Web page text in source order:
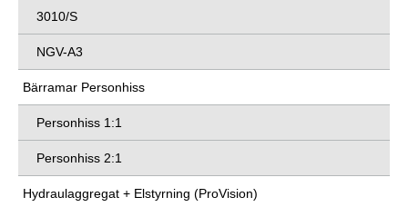
3010/S
NGV-A3
Bärramar Personhiss
Personhiss 1:1
Personhiss 2:1
Hydraulaggregat + Elstyrning (ProVision)